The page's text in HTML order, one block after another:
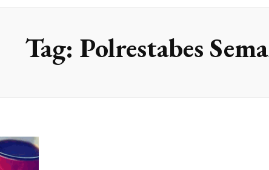
Tag: Polrestabes